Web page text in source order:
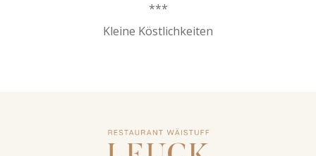
***
Kleine Köstlichkeiten